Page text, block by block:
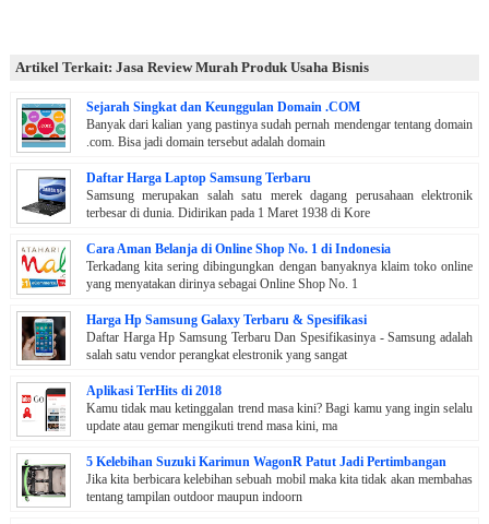
Artikel Terkait: Jasa Review Murah Produk Usaha Bisnis
Sejarah Singkat dan Keunggulan Domain .COM
Banyak dari kalian yang pastinya sudah pernah mendengar tentang domain
.com. Bisa jadi domain tersebut adalah domain
Daftar Harga Laptop Samsung Terbaru
Samsung merupakan salah satu merek dagang perusahaan elektronik
terbesar di dunia. Didirikan pada 1 Maret 1938 di Kore
Cara Aman Belanja di Online Shop No. 1 di Indonesia
Terkadang kita sering dibingungkan dengan banyaknya klaim toko online
yang menyatakan dirinya sebagai Online Shop No. 1
Harga Hp Samsung Galaxy Terbaru & Spesifikasi
Daftar Harga Hp Samsung Terbaru Dan Spesifikasinya - Samsung adalah
salah satu vendor perangkat elestronik yang sangat
Aplikasi TerHits di 2018
Kamu tidak mau ketinggalan trend masa kini? Bagi kamu yang ingin selalu
update atau gemar mengikuti trend masa kini, ma
5 Kelebihan Suzuki Karimun WagonR Patut Jadi Pertimbangan
Jika kita berbicara kelebihan sebuah mobil maka kita tidak akan membahas
tentang tampilan outdoor maupun indoorn